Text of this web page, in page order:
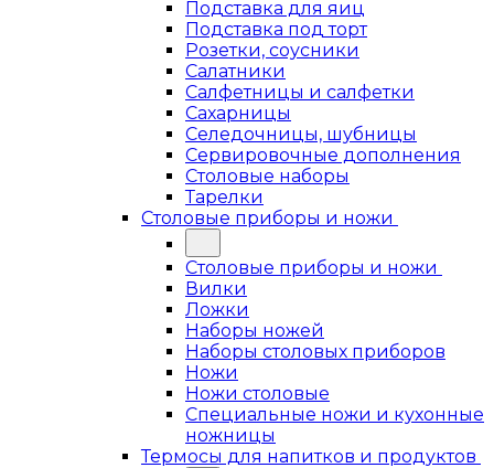
Подставка для яиц
Подставка под торт
Розетки, соусники
Салатники
Салфетницы и салфетки
Сахарницы
Селедочницы, шубницы
Сервировочные дополнения
Столовые наборы
Тарелки
Столовые приборы и ножи
Столовые приборы и ножи
Вилки
Ложки
Наборы ножей
Наборы столовых приборов
Ножи
Ножи столовые
Специальные ножи и кухонные
ножницы
Термосы для напитков и продуктов